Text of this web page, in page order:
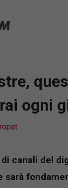
ogni
canali del
sarà